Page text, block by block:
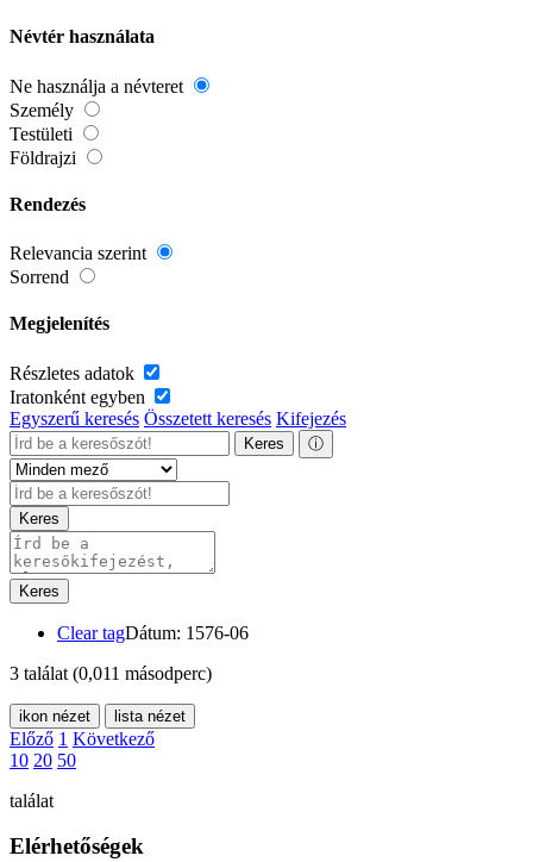
Névtér használata
Ne használja a névteret
Személy
Testületi
Földrajzi
Rendezés
Relevancia szerint
Sorrend
Megjelenítés
Részletes adatok
Iratonként egyben
Egyszerű keresés Összetett keresés Kifejezés
Keres ⓘ
Keres
Keres
Clear tagDátum: 1576-06
3 találat (0,011 másodperc)
ikon nézet lista nézet
Előző 1 Következő
10 20 50
találat
Elérhetőségek